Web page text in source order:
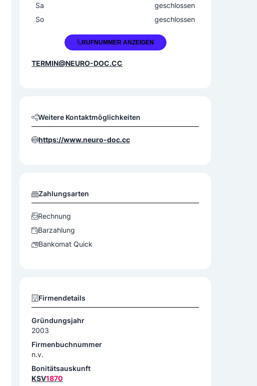
Sa
geschlossen
So
geschlossen
+43 5223 53689RUFNUMMER ANZEIGEN
TERMIN@NEURO-DOC.CC
Weitere Kontaktmöglichkeiten
https://www.neuro-doc.cc
Zahlungsarten
Rechnung
Barzahlung
Bankomat Quick
Firmendetails
Gründungsjahr
2003
Firmenbuchnummer
n.v.
Bonitätsauskunft
KSV1870